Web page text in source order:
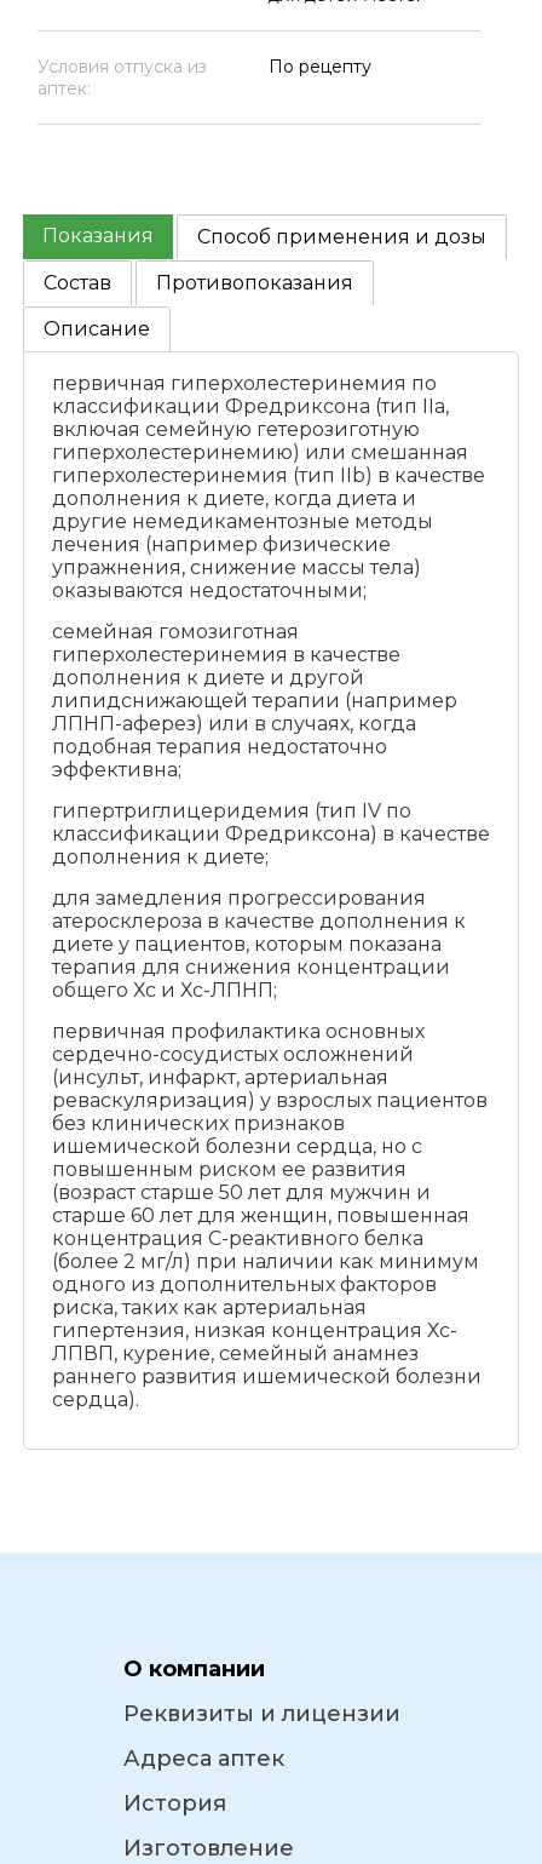
Условия отпуска из
аптек:
По рецепту
Показания
Способ применения и дозы
Состав
Противопоказания
Описание
первичная гиперхолестеринемия по
классификации Фредриксона (тип IIа,
включая семейную гетерозиготную
гиперхолестеринемию) или смешанная
гиперхолестеринемия (тип IIb) в качестве
дополнения к диете, когда диета и
другие немедикаментозные методы
лечения (например физические
упражнения, снижение массы тела)
оказываются недостаточными;
семейная гомозиготная
гиперхолестеринемия в качестве
дополнения к диете и другой
липидснижающей терапии (например
ЛПНП-аферез) или в случаях, когда
подобная терапия недостаточно
эффективна;
гипертриглицеридемия (тип IV по
классификации Фредриксона) в качестве
дополнения к диете;
для замедления прогрессирования
атеросклероза в качестве дополнения к
диете у пациентов, которым показана
терапия для снижения концентрации
общего Хс и Хс-ЛПНП;
первичная профилактика основных
сердечно-сосудистых осложнений
(инсульт, инфаркт, артериальная
реваскуляризация) у взрослых пациентов
без клинических признаков
ишемической болезни сердца, но с
повышенным риском ее развития
(возраст старше 50 лет для мужчин и
старше 60 лет для женщин, повышенная
концентрация С-реактивного белка
(более 2 мг/л) при наличии как минимум
одного из дополнительных факторов
риска, таких как артериальная
гипертензия, низкая концентрация Хс-
ЛПВП, курение, семейный анамнез
раннего развития ишемической болезни
сердца).
О компании
Реквизиты и лицензии
Адреса аптек
История
Изготовление